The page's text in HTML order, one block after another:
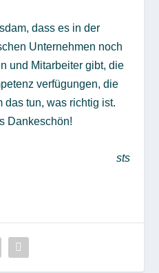
dass es in der
Unternehmen noch
und Mitarbeiter gibt, die
verfügungen, die
das tun, was richtig ist.
Dankeschön!
sts